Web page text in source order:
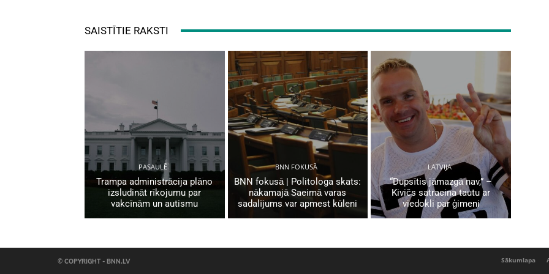
SAISTĪTIE RAKSTI
PASAULĒ
Trampa administrācija plāno
izsludināt rīkojumu par
vakcīnām un autismu
BNN FOKUSĀ
BNN fokusā | Politologa skats:
nākamajā Saeimā varas
sadalījums var apmest kūleni
LATVIJA
“Dupsītis jāmazgā nav,” –
Kivičs satracina tautu ar
viedokli par ģimeni
© COPYRIGHT - BNN.LV Sākumlapa